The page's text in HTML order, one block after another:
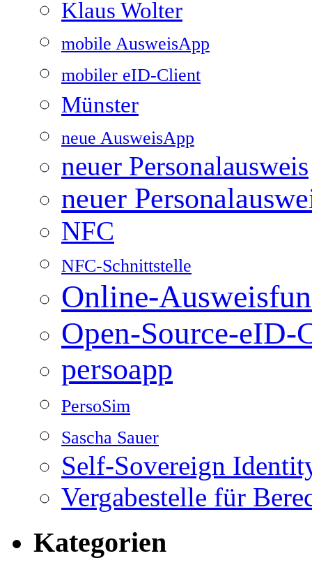
Klaus Wolter
mobile AusweisApp
mobiler eID-Client
Münster
neue AusweisApp
neuer Personalausweis
neuer
NFC
NFC-Schnittstelle
Online-
Open-Source-eID-
persoapp
PersoSim
Sascha Sauer
Self-Sovereign
Vergabestelle für
Kategorien